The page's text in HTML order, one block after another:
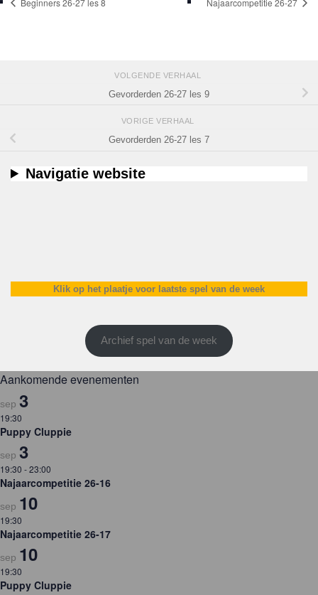
VOLGENDE VERHAAL
Gevorderden 26-27 les 9
VORIGE VERHAAL
Gevorderden 26-27 les 7
Navigatie website
Klik op het plaatje voor laatste spel van de week
Archief spel van de week
Aankomende evenementen
sep 3
19:30
Puppy Cluppie
sep 3
19:30 -23:00
Najaarcompetitie 26-16
sep 10
19:30
Najaarcompetitie 26-17
sep 10
19:30
Puppy Cluppie